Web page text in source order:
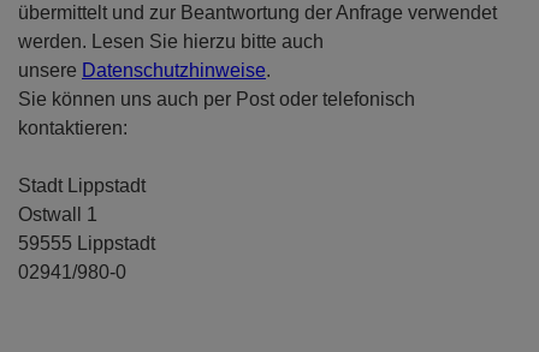
übermittelt und zur Beantwortung der Anfrage verwendet
werden. Lesen Sie hierzu bitte auch
unsere Datenschutzhinweise.
Sie können uns auch per Post oder telefonisch
kontaktieren:
Stadt Lippstadt
Ostwall 1
59555 Lippstadt
02941/980-0